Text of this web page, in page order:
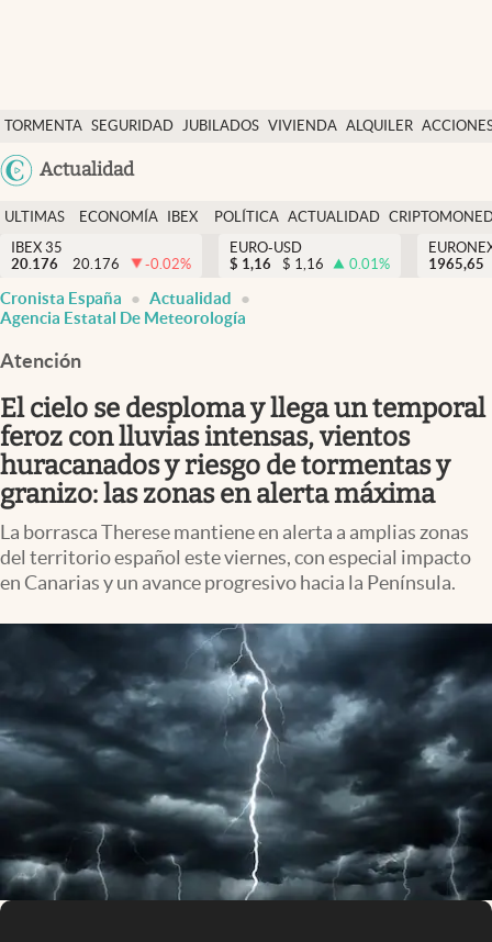
TORMENTA SEGURIDAD JUBILADOS VIVIENDA ALQUILER
USA
Actualidad
Economía y finanzas
Política
Actualidad
Criptomonedas
España
ULTIMAS
NOTICIAS
ECONOMÍA
FINANZAS
IBEX
EURO
POLÍTICA ACTUALIDAD
IBEX 35
20.176
20.176 -0.02%
EURO-USD
$ 1,16 $ 1,16 0.01%
1965,65
Cronista España
Actualidad
Agencia Estatal De Meteorología
Atención
El cielo se desploma y llega un temporal
feroz con lluvias intensas, vientos
huracanados y riesgo de tormentas y
granizo: las zonas en alerta máxima
La borrasca Therese mantiene en alerta a amplias zonas
del territorio español este viernes, con especial impacto
en Canarias y un avance progresivo hacia la Península.